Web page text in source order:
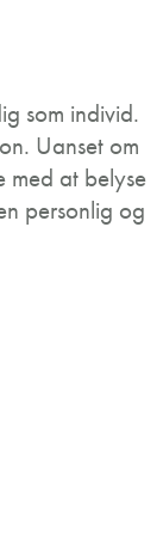
som individ.
Uanset om
med at belyse
personlig og